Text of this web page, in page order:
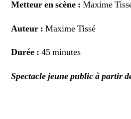
Metteur en scène : Maxime
Auteur : Maxime Tissé
Durée : 45 minutes
Spectacle jeune public à partir